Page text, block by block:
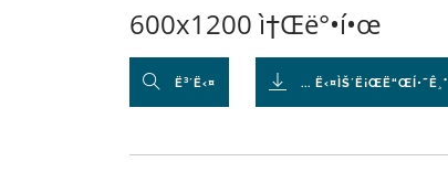
600x1200 ì†Œë°•í•œ
Ë³´Ë‹¤ ... Ë‹¤ÌŠ´Ë¡ŒË“ŒÍ•˜Ê¸°